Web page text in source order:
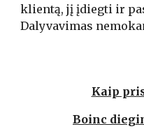
klientą, jį įdiegti ir
Dalyvavimas
Kaip
Boinc